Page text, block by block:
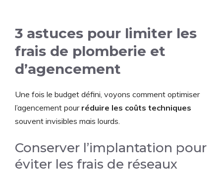
3 astuces pour limiter les
frais de plomberie et
d’agencement
Une fois le budget défini, voyons comment optimiser
l’agencement pour réduire les coûts techniques
souvent invisibles mais lourds.
Conserver l’implantation pour
éviter les frais de réseaux